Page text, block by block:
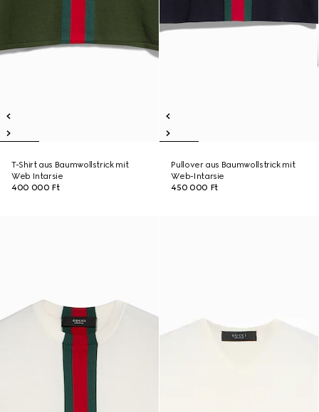
T-Shirt aus Baumwollstrick mit
Web Intarsie
400 000 Ft
Pullover aus Baumwollstrick mit
Web-Intarsie
450 000 Ft